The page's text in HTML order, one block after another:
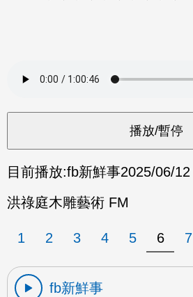
目前播放:fb新鮮事2025/06/12
洪祿庭木雕藝術 FM
1 2 3 4 5 6 7
fb新鮮事